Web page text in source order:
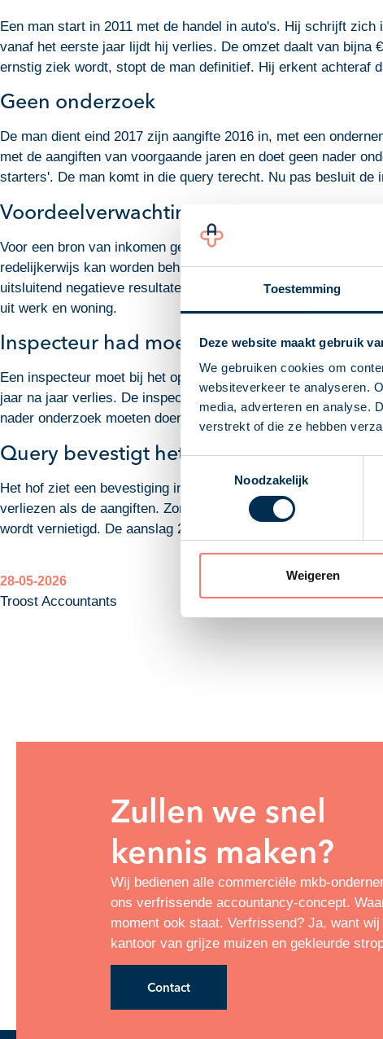
Toestemming
Deze website maakt gebruik
We gebruiken cookies om
websiteverkeer te analyseren.
media, adverteren en analyse.
verstrekt of die ze hebben
Noodzakelijk
Weigeren
Een man start in 2011 met de handel in auto's. Hij schrijft
vanaf het eerste jaar lijdt hij verlies. De omzet daalt van bijna
ernstig ziek wordt, stopt de man definitief. Hij erkent achteraf
Geen onderzoek
De man dient eind 2017 zijn aangifte 2016 in, met een
met de aangiften van voorgaande jaren en doet geen nader
starters'. De man komt in die query terecht. Nu pas besluit
Voordeelverwachting
Voor een bron van inkomen gelden drie vereisten: deelname
redelijkerwijs kan worden behaald. Aan de eerste twee
uitsluitend negatieve resultaten behaald bij een omzet die
uit werk en woning.
Inspecteur had moeten twijfelen
Een inspecteur moet bij het opleggen van een aanslag de
jaar na jaar verlies. De inspecteur had in redelijkheid moeten
nader onderzoek moeten doen. Door het nadere onderzoek
Query bevestigt het verzuim
Het hof ziet een bevestiging in het feit dat de inspecteur naar
verliezen als de aangiften. Zonder afdoende verklaring valt
wordt vernietigd. De aanslag 2017 blijft in stand, want die was
28-05-2026
Troost Accountants
Zullen we snel
kennis maken?
Wij bedienen alle commerciële mkb-
ons verfrissende accountancy-concept.
moment ook staat. Verfrissend? Ja, want
kantoor van grijze muizen en gekleurde
Contact